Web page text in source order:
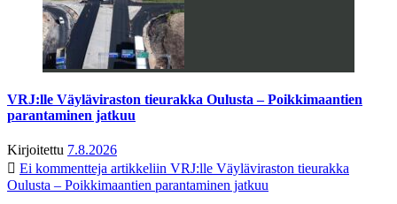
VRJ:lle Väyläviraston tieurakka Oulusta – Poikkimaantien
parantaminen jatkuu
Kirjoitettu 7.8.2026
Ei kommentteja artikkeliin VRJ:lle Väyläviraston tieurakka
Oulusta – Poikkimaantien parantaminen jatkuu